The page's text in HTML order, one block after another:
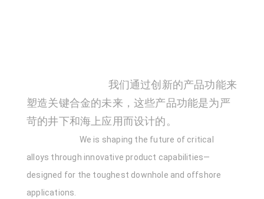
我们通过创新的产品功能来
塑造关键合金的未来，这些产品功能是为严
苛的井下和海上应用而设计的。
We is shaping the future of critical
alloys through innovative product capabilities—
designed for the toughest downhole and offshore
applications